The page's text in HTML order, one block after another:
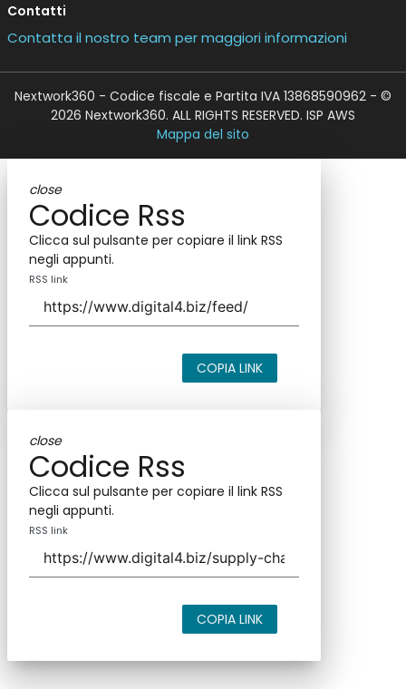
Contatti
Contatta il nostro team per maggiori informazioni
Nextwork360 - Codice fiscale e Partita IVA 13868590962 - ©
2026 Nextwork360. ALL RIGHTS RESERVED. ISP AWS
Mappa del sito
close
Codice Rss
Clicca sul pulsante per copiare il link RSS
negli appunti.
RSS link
COPIA LINK
close
Codice Rss
Clicca sul pulsante per copiare il link RSS
negli appunti.
RSS link
COPIA LINK